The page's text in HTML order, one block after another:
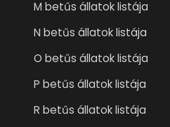
M betűs állatok listája
N betűs állatok listája
O betűs állatok listája
P betűs állatok listája
R betűs állatok listája